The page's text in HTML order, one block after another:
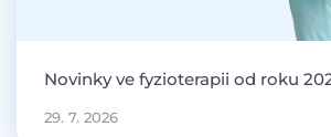
Novinky ve fyzioterapii od roku
29. 7. 2026